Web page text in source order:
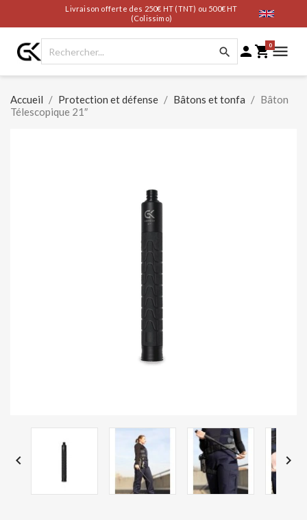
Livraison offerte des 250€ HT (TNT) ou 500€ HT
(Colissimo)
  0
Accueil Protection et défense Bâtons et tonfa
Bâton
Télescopique 21″
 